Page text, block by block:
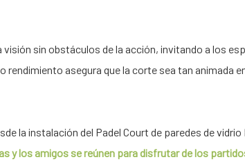
sin obstáculos de la acción, invitando a los
asegura que la corte sea tan animada
la instalación del Padel Court de paredes de
y los amigos se reúnen para disfrutar de los